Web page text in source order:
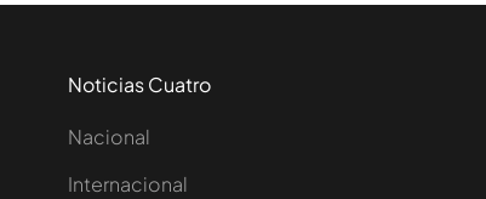
Noticias Cuatro
Nacional
Internacional